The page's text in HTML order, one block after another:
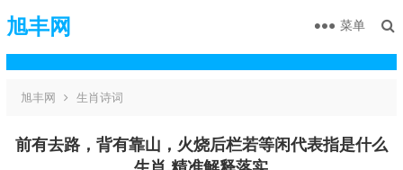
旭丰网 菜单
旭丰网 生肖诗词
前有去路，背有靠山，火烧后栏若等闲代表指是什么